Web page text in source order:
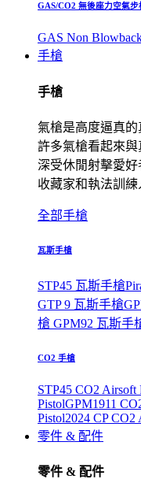
GAS/CO2 無後座力空氣步
GAS Non
手槍
手槍
氣槍是高度逼真的
許多氣槍看起來與
深受休閒射擊愛好
收藏家和執法訓練
全部手槍
瓦斯手槍
STP45 瓦斯手槍
GTP 9 瓦斯手槍
槍 GPM92 瓦斯手
CO2 手槍
STP45 CO2 Airsoft
PistolGPM1911
Pistol2024 CP CO2
零件 & 配件
零件 & 配件